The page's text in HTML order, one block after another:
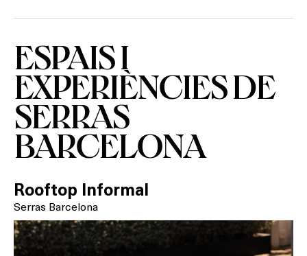
SALES
Activitats
On?
ESPAIS I
EXPERIÈNCIES DE
SERRAS
BARCELONA
Rooftop Informal
Serras Barcelona